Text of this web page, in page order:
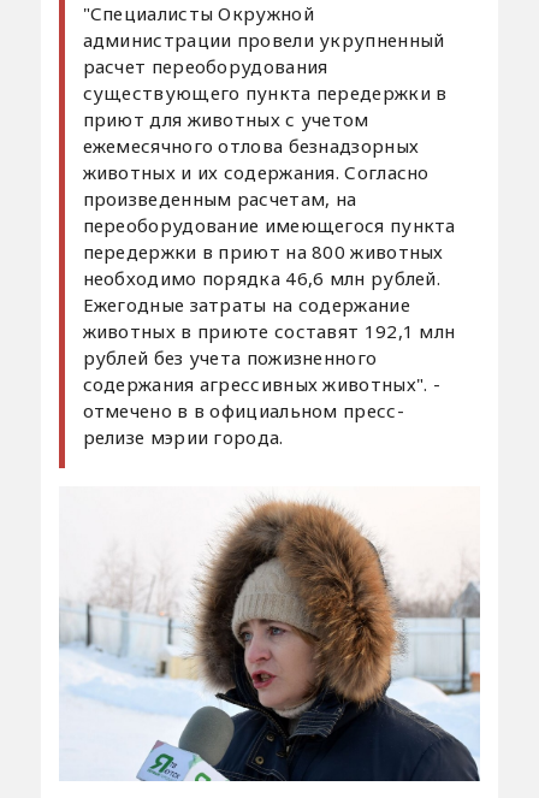
"Специалисты Окружной
администрации провели укрупненный
расчет переоборудования
существующего пункта передержки в
приют для животных с учетом
ежемесячного отлова безнадзорных
животных и их содержания. Согласно
произведенным расчетам, на
переоборудование имеющегося пункта
передержки в приют на 800 животных
необходимо порядка 46,6 млн рублей.
Ежегодные затраты на содержание
животных в приюте составят 192,1 млн
рублей без учета пожизненного
содержания агрессивных животных". -
отмечено в в официальном пресс-
релизе мэрии города.